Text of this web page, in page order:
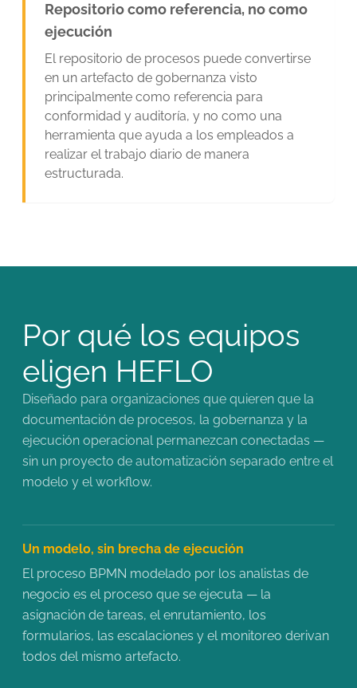
Repositorio como referencia, no como
ejecución
El repositorio de procesos puede convertirse
en un artefacto de gobernanza visto
principalmente como referencia para
conformidad y auditoría, y no como una
herramienta que ayuda a los empleados a
realizar el trabajo diario de manera
estructurada.
Por qué los equipos
eligen HEFLO
Diseñado para organizaciones que quieren que la
documentación de procesos, la gobernanza y la
ejecución operacional permanezcan conectadas —
sin un proyecto de automatización separado entre el
modelo y el workflow.
Un modelo, sin brecha de ejecución
El proceso BPMN modelado por los analistas de
negocio es el proceso que se ejecuta — la
asignación de tareas, el enrutamiento, los
formularios, las escalaciones y el monitoreo derivan
todos del mismo artefacto.